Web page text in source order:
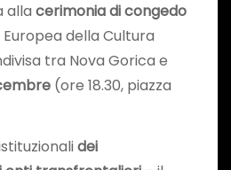
alla cerimonia di congedo
della Cultura
tra Nova Gorica e
(ore 18.30, piazza
dei